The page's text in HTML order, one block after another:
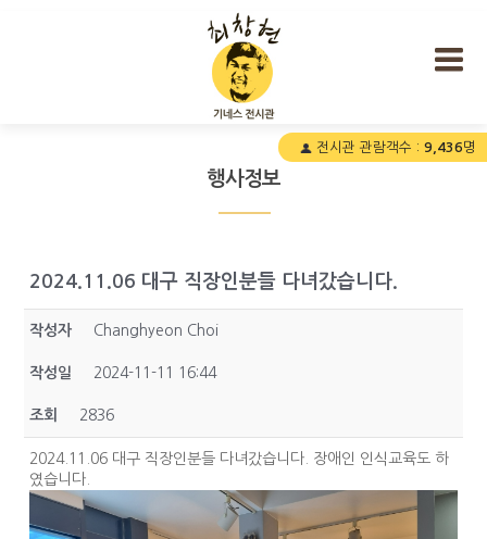
전시관 관람객수 : 9,436명
행사정보
2024.11.06 대구 직장인분들 다녀갔습니다.
작성자 Changhyeon Choi
작성일 2024-11-11 16:44
조회 2836
2024.11.06 대구 직장인분들 다녀갔습니다. 장애인 인식교육도 하
였습니다.